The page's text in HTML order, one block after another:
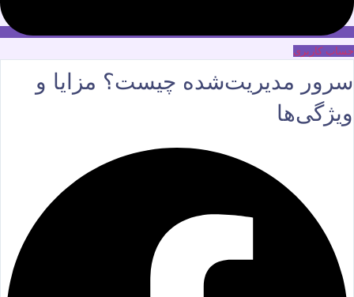
حساب کاربری
سرور مدیریت‌شده چیست؟ مزایا و
ویژگی‌ها